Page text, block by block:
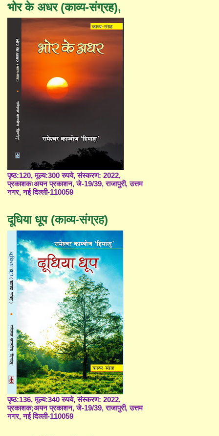
भोर के अधर (काव्य-संग्रह),
पृष्ठ:120, मूल्य:300 रुपये, संस्करण: 2022,
प्रकाशकःअयन प्रकाशन, जे-19/39, राजापुरी, उत्तम
नगर, नई दिल्ली-110059
दूधिया धूप (काव्य-संग्रह)
पृष्ठ:136, मूल्य:340 रुपये, संस्करण: 2022,
प्रकाशक;अयन प्रकाशन, जे-19/39, राजापुरी, उत्तम
नगर, नई दिल्ली-110059